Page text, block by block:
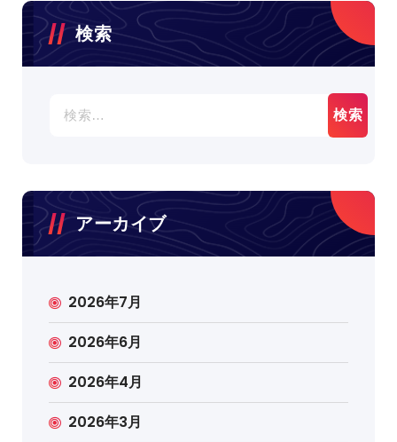
検索
索:
アーカイブ
2026年7月
2026年6月
2026年4月
2026年3月